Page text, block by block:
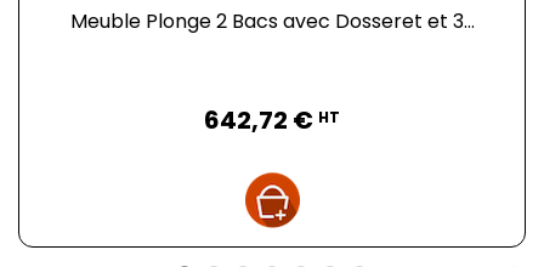
Meuble Plonge 2 Bacs avec Dosseret et 3...
642,72 € HT